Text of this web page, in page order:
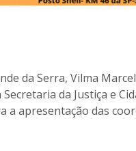
da Serra, Vilma
da Justiça e
a apresentação das